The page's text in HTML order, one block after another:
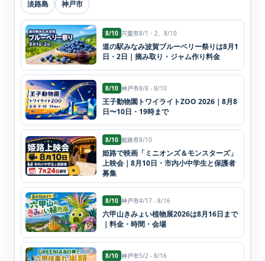
淡路島 神戸市
8/10 宍粟市8/1・2、8/10
道の駅みなみ波賀ブルーベリー祭りは8月1
日・2日｜摘み取り・ジャム作り料金
8/10 神戸市8/8 - 8/10
王子動物園トワイライトZOO 2026｜8月8
日〜10日・19時まで
8/10 姫路市8/10
姫路で映画「ミニオンズ＆モンスターズ」
上映会｜8月10日・市内小中学生と保護者
募集
8/10 神戸市4/17 - 8/16
六甲山きみょい植物展2026は8月16日まで
｜料金・時間・会場
8/10 神戸市5/2 - 8/16